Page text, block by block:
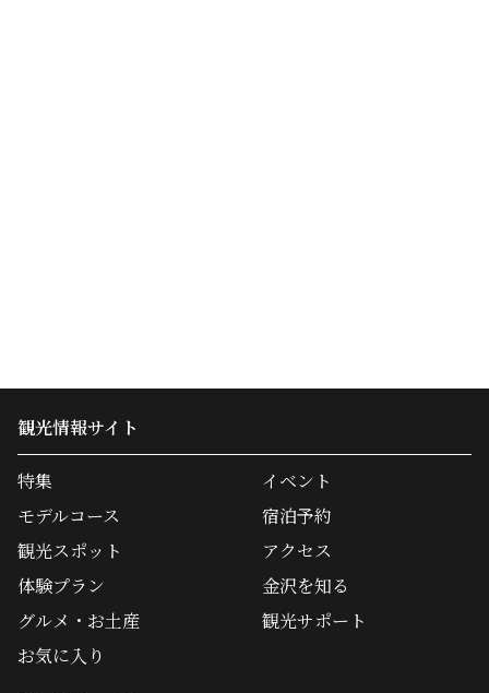
観光情報サイト
特集
モデルコース
観光スポット
体験プラン
グルメ・お土産
イベント
宿泊予約
アクセス
金沢を知る
観光サポート
お気に入り